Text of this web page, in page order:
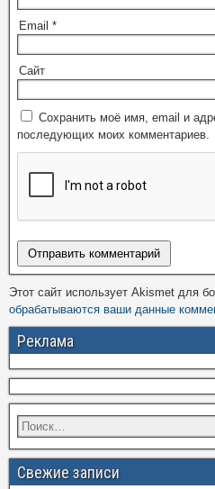
Email *
Сайт
Сохранить моё имя, email и
последующих моих комментариев.
Этот сайт использует Akismet для
обрабатываются ваши данные
Реклама
Свежие записи